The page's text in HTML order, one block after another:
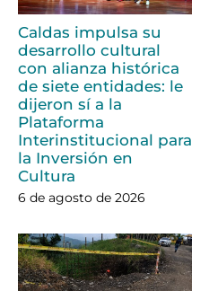
Caldas impulsa su
desarrollo cultural
con alianza histórica
de siete entidades: le
dijeron sí a la
Plataforma
Interinstitucional para
la Inversión en
Cultura
6 de agosto de 2026